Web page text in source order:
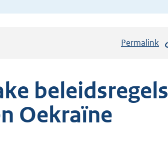
Permalink
beleidsregels
Oekraïne